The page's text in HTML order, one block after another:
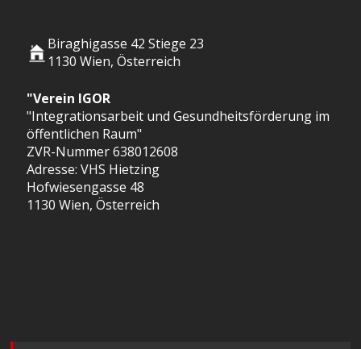
Biraghigasse 42 Stiege 23
1130 Wien, Österreich
"Verein IGOR
"Integrationsarbeit und Gesundheitsförderung im
öffentlichen Raum"
ZVR-Nummer 638012608
Adresse: VHS Hietzing
Hofwiesengasse 48
1130 Wien, Österreich